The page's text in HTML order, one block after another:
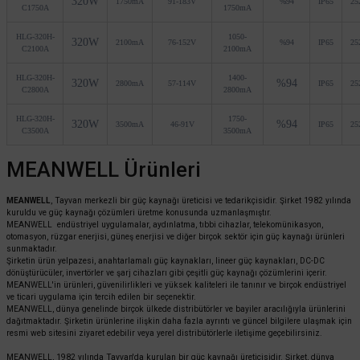
C1750A
1750mA
HLG-320H-
C2100A
320W 2100mA 76-152V
1050-
2100mA
%94 IP65
HLG-320H-
C2800A
320W 2800mA 57-114V
1400-
2800mA
%94 IP65
HLG-320H-
C3500A
320W 3500mA 46-91V
1750-
3500mA
%94 IP65
MEANWELL Ürünleri
MEANWELL
, Tayvan merkezli bir güç kaynağı üreticisi ve tedarikçisidir. Şirket 1982 yılında
kuruldu ve güç kaynağı çözümleri üretme konusunda uzmanlaşmıştır.
MEANWELL endüstriyel uygulamalar, aydınlatma, tıbbi cihazlar, telekomünikasyon,
otomasyon, rüzgar enerjisi, güneş enerjisi ve diğer birçok sektör için güç kaynağı ürünleri
sunmaktadır.
Şirketin ürün yelpazesi, anahtarlamalı güç kaynakları, lineer güç kaynakları, DC-DC
dönüştürücüler, invertörler ve şarj cihazları gibi çeşitli güç kaynağı çözümlerini içerir.
MEANWELL'in ürünleri, güvenilirlikleri ve yüksek kaliteleri ile tanınır ve birçok endüstriyel
ve ticari uygulama için tercih edilen bir seçenektir.
MEANWELL, dünya genelinde birçok ülkede distribütörler ve bayiler aracılığıyla ürünlerini
dağıtmaktadır. Şirketin ürünlerine ilişkin daha fazla ayrıntı ve güncel bilgilere ulaşmak için
resmi web sitesini ziyaret edebilir veya yerel distribütörlerle iletişime geçebilirsiniz.
MEANWELL, 1982 yılında Tayvan'da kurulan bir güç kaynağı üreticisidir. Şirket, dünya